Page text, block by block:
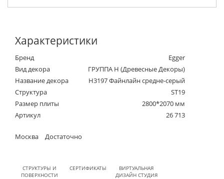
Характеристики
Бренд
Egger
Вид декора
ГРУППА Н (Древесные Декоры)
Название декора
H3197 Файнлайн средне-серый
Структура
ST19
Размер плиты
2800*2070 мм
Артикул
26 713
Москва Достаточно
СТРУКТУРЫ И
ПОВЕРХНОСТИ
СЕРТИФИКАТЫ
ВИРТУАЛЬНАЯ
ДИЗАЙН СТУДИЯ